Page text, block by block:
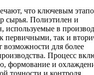
что ключевым
сырья. Полиэтилен и
используемые в
первичными, так и
возможности для более
Процесс
формование и
точности и контроля.